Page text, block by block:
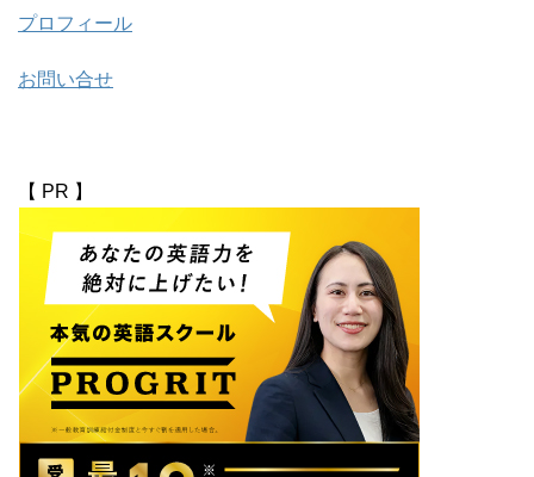
プロフィール
お問い合せ
【 PR 】